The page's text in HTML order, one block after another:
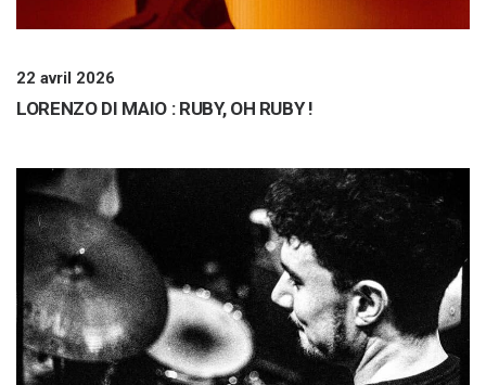
22 avril 2026
LORENZO DI MAIO : RUBY, OH RUBY !